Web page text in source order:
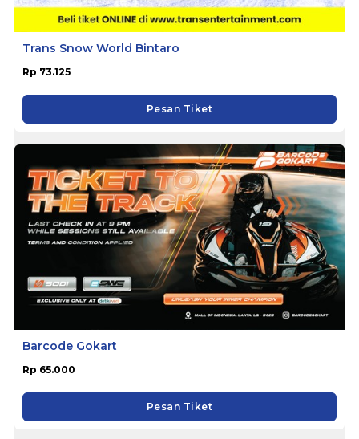
Trans Snow World Bintaro
Rp 73.125
Pesan Tiket
Barcode Gokart
Rp 65.000
Pesan Tiket